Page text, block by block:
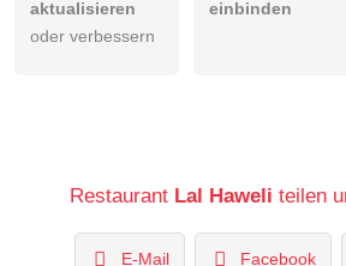
aktualisieren
oder verbessern
einbinden
Restaurant Lal Haweli teilen
E-Mail Facebook